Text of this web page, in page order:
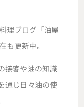
理ブログ「油屋
も更新中。
接客や油の知識
通じ日々油の使